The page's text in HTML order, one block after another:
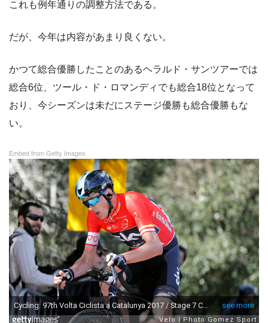
これも例年通りの調整方法である。
だが、今年は内容があまり良くない。
かつて総合優勝したことのあるヘラルド・サンツアーでは
総合6位、ツール・ド・ロマンディでも総合18位となって
おり、今シーズンは未だにステージ優勝も総合優勝もな
い。
Embed from Getty Images